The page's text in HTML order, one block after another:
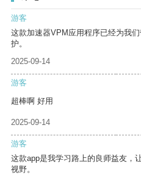
游客
这款加速器VPM应用程序已经为我
护。
2025-09-14
游客
超棒啊 好用
2025-09-14
游客
这款app是我学习路上的良师益友，
视野。